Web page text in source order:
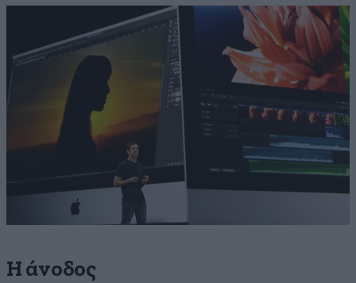
Η άνοδος